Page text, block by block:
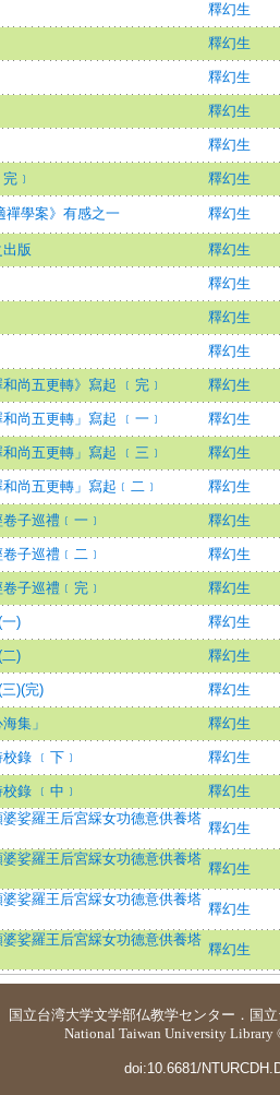
釋幻生
釋幻生
釋幻生
釋幻生
釋幻生
﹞ 釋幻生
禪學案》有感之一 釋幻生
版 釋幻生
釋幻生
釋幻生
釋幻生
尚五更轉》寫起 ﹝完﹞ 釋幻生
尚五更轉」寫起 ﹝一﹞ 釋幻生
尚五更轉」寫起 ﹝三﹞ 釋幻生
尚五更轉」寫起﹝二﹞ 釋幻生
子巡禮﹝一﹞ 釋幻生
子巡禮﹝二﹞ 釋幻生
子巡禮﹝完﹞ 釋幻生
) 釋幻生
) 釋幻生
)(完) 釋幻生
集」 釋幻生
錄 ﹝下﹞ 釋幻生
錄 ﹝中﹞ 釋幻生
娑羅王后宮綵女功德意供養塔
釋幻生
娑羅王后宮綵女功德意供養塔
釋幻生
娑羅王后宮綵女功德意供養塔
釋幻生
娑羅王后宮綵女功德意供養塔
釋幻生
国立台湾大学文学部仏教学センター ． 国
National Taiwan University Library
doi:10.6681/